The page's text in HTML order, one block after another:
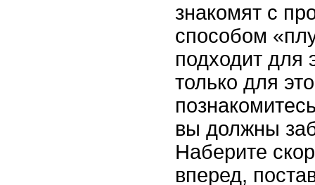
знакомят с
способом
подходит для
только для
вы должны
Наберите
вперед,